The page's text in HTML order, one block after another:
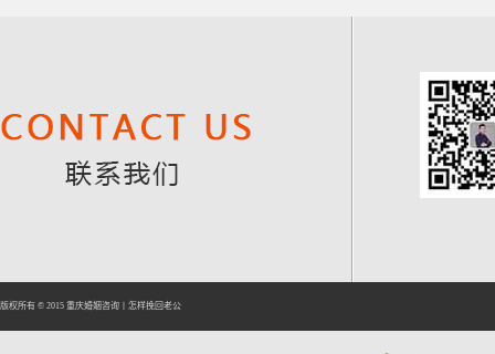
版权所有 © 2015 重庆婚姻咨询 怎样挽回老公